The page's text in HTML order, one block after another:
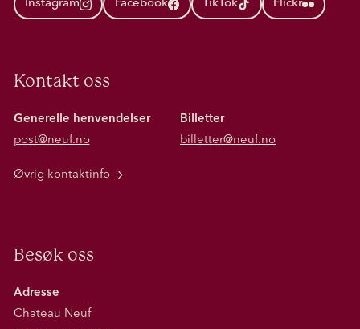
Instagram Facebook TikTok Flickr
Kontakt oss
Generelle henvendelser
post@neuf.no
Billetter
billetter@neuf.no
Øvrig kontaktinfo
Besøk oss
Adresse
Chateau Neuf